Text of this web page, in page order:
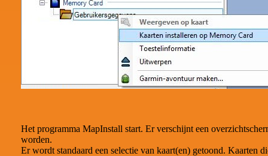
Het programma MapInstall start. Er verschijnt een
worden.
Er wordt standaard een selectie van kaart(en) getoond.